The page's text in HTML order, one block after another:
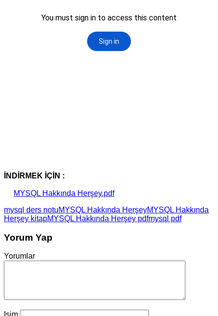
İNDİRMEK İÇİN :
MYSQL Hakkında Herşey.pdf
mysql ders notuMYSQL Hakkında HerşeyMYSQL Hakkında
Herşey kitapMYSQL Hakkında Herşey pdfmysql pdf
Yorum Yap
Yorumlar